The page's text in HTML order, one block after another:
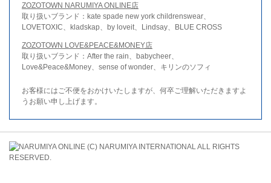
ZOZOTOWN NARUMIYA ONLINE店
取り扱いブランド：kate spade new york childrenswear、
LOVETOXIC、kladskap、by loveit、Lindsay、BLUE CROSS
ZOZOTOWN LOVE&PEACE&MONEY店
取り扱いブランド：After the rain、babycheer、
Love&Peace&Money、sense of wonder、キリンのソフィ
お客様にはご不便をおかけいたしますが、何卒ご理解いただきますよ
うお願い申し上げます。